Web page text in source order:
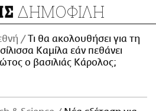
ΔΗΜΟΦΙΛΗ
Τι θα ακολουθήσει για τη
Καμίλα εάν πεθάνει
ο βασιλιάς Κάρολος;